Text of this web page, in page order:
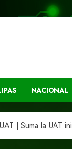
NACIONAL
| Suma la UAT